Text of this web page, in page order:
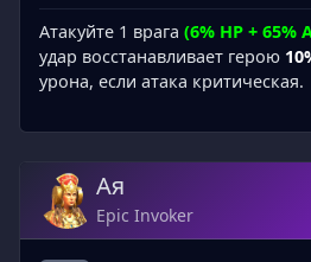
Атакуйте 1 врага (6% HP + 65%
удар восстанавливает герою
урона, если атака критическая.
Ая
Epic Invoker